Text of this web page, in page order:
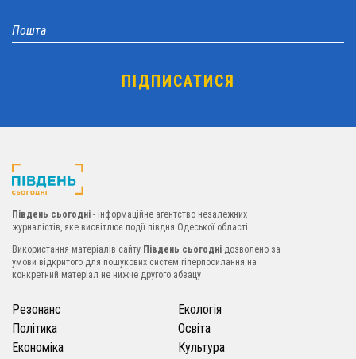
Південь сьогодні - інформаційне агентство незалежних
журналістів, яке висвітлює події півдня Одеської області.
Використання матеріалів сайту Південь сьогодні дозволено за
умови відкритого для пошукових систем гіперпосилання на
конкретний матеріал не нижче другого абзацу
Резонанс
Політика
Економіка
Екологія
Освіта
Культура